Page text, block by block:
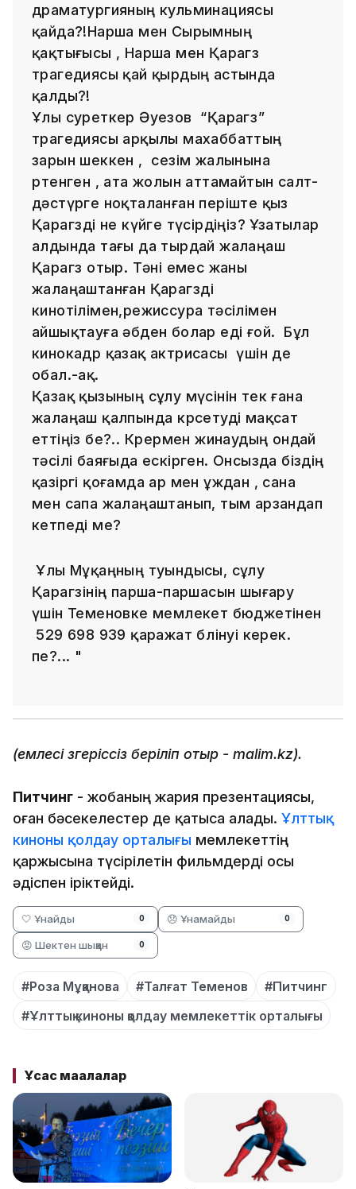
драматургияның кульминациясы
қайда?!Нарша мен Сырымның
қақтығысы , Нарша мен Қарагөз
трагедиясы қай қырдың астында
қалды?!
Ұлы суреткер Әуезов “Қарагөз”
трагедиясы арқылы махаббаттың
зарын шеккен , сезім жалынына
өртенген , ата жолын аттамайтын салт-
дәстүрге ноқталанған періште қыз
Қарагөзді не күйге түсірдіңіз? Ұзатылар
алдында тағы да тырдай жалаңаш
Қарагөз отыр. Тәні емес жаны
жалаңаштанған Қарагөзді
кинотілімен,режиссура тәсілімен
айшықтауға әбден болар еді ғой. Бұл
кинокадр қазақ актрисасы үшін де
обал.-ақ.
Қазақ қызының сұлу мүсінін тек ғана
жалаңаш қалпында көрсетуді мақсат
еттіңіз бе?.. Көрермен жинаудың ондай
тәсілі баяғыда ескірген. Онсызда біздің
қазіргі қоғамда ар мен ұждан , сана
мен сапа жалаңаштанып, тым арзандап
кетпеді ме?
Ұлы Мұқаңның туындысы, сұлу
Қарагөзінің парша-паршасын шығару
үшін Теменовке мемлекет бюджетінен
529 698 939 қаражат бөлінуі керек.
пе?... "
(емлесі өзгеріссіз беріліп отыр - malim.kz).
Питчинг - жобаның жария презентациясы,
оған бәсекелестер де қатыса алады. Ұлттық
киноны қолдау орталығы мемлекеттің
қаржысына түсірілетін фильмдерді осы
әдіспен іріктейді.
🤍 Ұнайды 0 😞 Ұнамайды 0
😡 Шектен шыққан 0
#Роза Мұқанова #Талғат Теменов
#Питчинг
#Ұлттық киноны қолдау мемлекеттік орталығы
Ұқсас мақалалар